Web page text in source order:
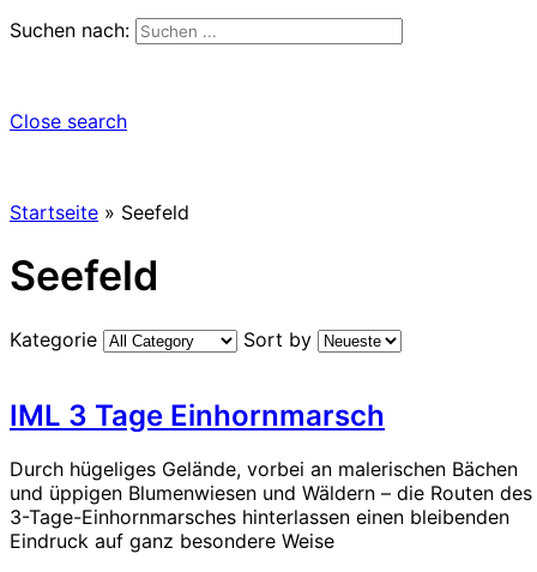
Suchen nach:
Close search
Startseite » Seefeld
Seefeld
Kategorie Sort by
IML 3 Tage Einhornmarsch
Durch hügeliges Gelände, vorbei an malerischen Bächen
und üppigen Blumenwiesen und Wäldern – die Routen des
3-Tage-Einhornmarsches hinterlassen einen bleibenden
Eindruck auf ganz besondere Weise